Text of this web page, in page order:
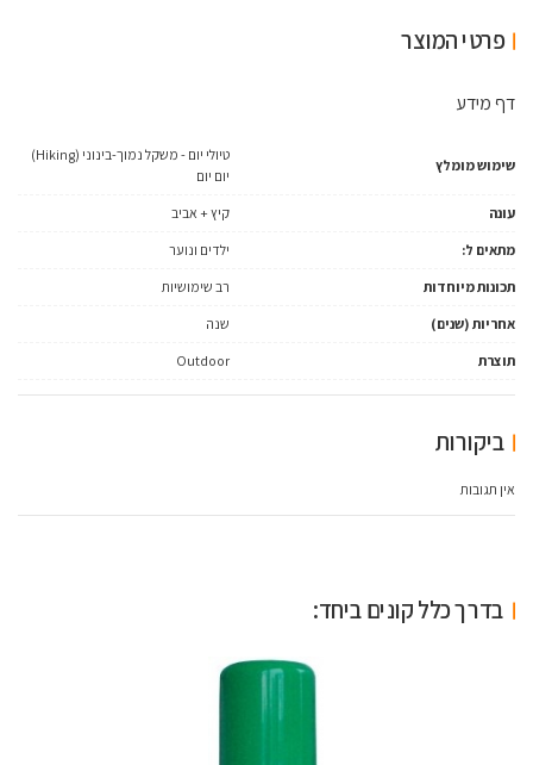
פרטי המוצר
דף מידע
שימוש מומלץ
טיולי יום - משקל נמוך-בינוני (Hiking)
יום יום
עונה קיץ + אביב
מתאים ל: ילדים ונוער
תכונות מיוחדות רב שימושיות
אחריות (שנים) שנה
תוצרת Outdoor
ביקורות
אין תגובות
בדרך כלל קונים ביחד: